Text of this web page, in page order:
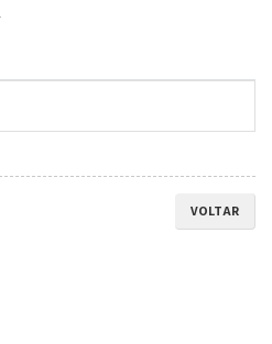
VOLTAR